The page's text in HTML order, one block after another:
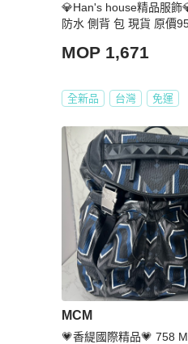
💎Han's house精品服飾
防水 側背 包 現貨 原價
MOP 1,671
全新品 台灣 免運
MCM
💗香緹國際精品💗 758